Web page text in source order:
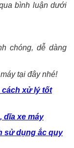
bình luận dưới
chóng, dễ dàng
tại đây nhé!
cách xử lý tốt
dĩa xe máy
sử dụng ắc quy